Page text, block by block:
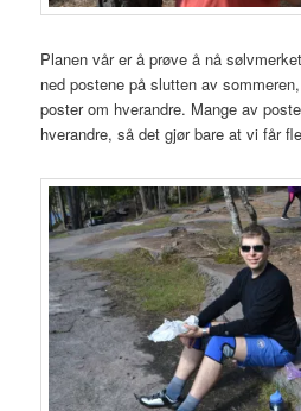
Planen vår er å prøve å nå
ned postene på slutten av
poster om hverandre. Mange av
hverandre, så det gjør bare at vi får